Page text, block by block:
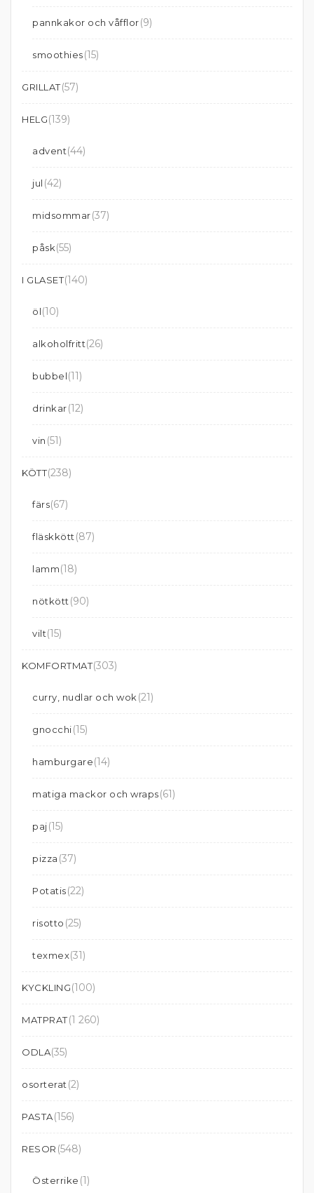
pannkakor och våfflor(9)
smoothies(15)
GRILLAT(57)
HELG(139)
advent(44)
jul (42)
midsommar(37)
påsk(55)
I GLASET(140)
öl(10)
alkoholfritt(26)
bubbel(11)
drinkar(12)
vin (51)
KÖTT(238)
färs(67)
fläskkött (87)
lamm(18)
nötkött (90)
vilt(15)
KOMFORTMAT(303)
curry, nudlar och wok (21)
gnocchi(15)
hamburgare(14)
matiga mackor och wraps(61)
paj(15)
pizza (37)
Potatis(22)
risotto (25)
texmex(31)
KYCKLING(100)
MATPRAT(1 260)
ODLA(35)
osorterat (2)
PASTA(156)
RESOR (548)
Österrike (1)